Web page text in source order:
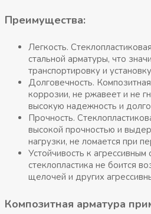
Преимущества:
Легкость.
стальной арматуры, что
транспортировку и
Долговечность.
коррозии, не ржавеет и не
высокую надежность и
Прочность.
высокой прочностью и
нагрузки, не ломается при
Устойчивость к
стеклопластика не боится
щелочей и других
Композитная арматура